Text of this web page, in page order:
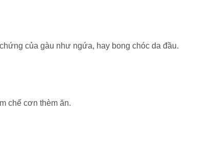
của gàu như ngứa, hay bong chóc da đầu.
chế cơn thèm ăn.